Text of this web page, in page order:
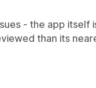
- the app itself
than its